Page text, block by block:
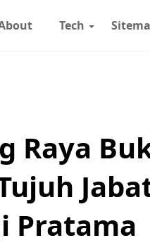
Tech
Raya
Pratama